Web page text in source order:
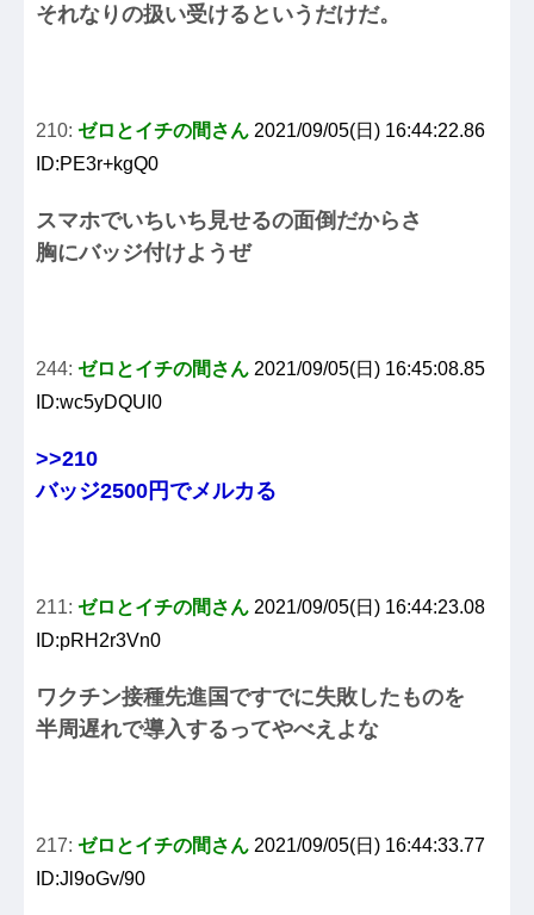
それなりの扱い受けるというだけだ。
210: ゼロとイチの間さん 2021/09/05(日) 16:44:22.86
ID:PE3r+kgQ0
スマホでいちいち見せるの面倒だからさ
胸にバッジ付けようぜ
244: ゼロとイチの間さん 2021/09/05(日) 16:45:08.85
ID:wc5yDQUI0
>>210
バッジ2500円でメルカる
211: ゼロとイチの間さん 2021/09/05(日) 16:44:23.08
ID:pRH2r3Vn0
ワクチン接種先進国ですでに失敗したものを
半周遅れで導入するってやべえよな
217: ゼロとイチの間さん 2021/09/05(日) 16:44:33.77
ID:Jl9oGv/90